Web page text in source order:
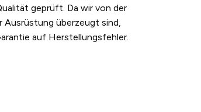
geprüft. Da wir von der
überzeugt sind,
auf Herstellungsfehler.